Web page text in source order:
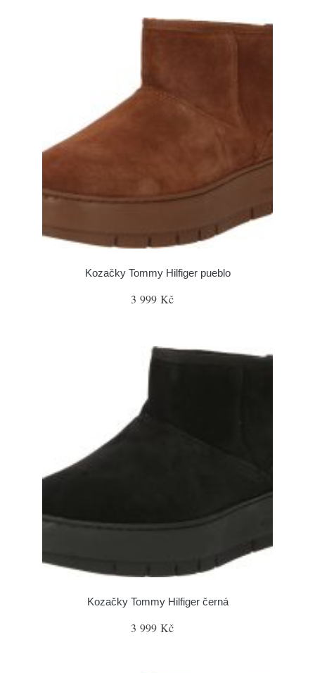
Kozačky Tommy Hilfiger pueblo
3 999 Kč
Kozačky Tommy Hilfiger černá
3 999 Kč